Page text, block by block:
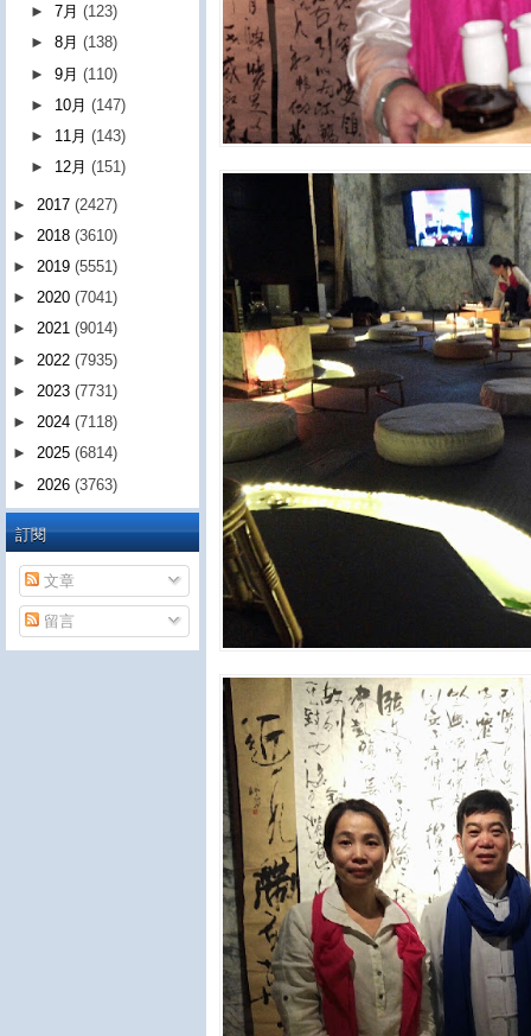
►7月(123)
►8月(138)
►9月(110)
► 10月(147)
► 11月(143)
► 12月(151)
► 2017 (2427)
► 2018 (3610)
► 2019 (5551)
► 2020 (7041)
► 2021 (9014)
► 2022 (7935)
► 2023 (7731)
► 2024 (7118)
► 2025 (6814)
► 2026 (3763)
訂閱
文章
留言